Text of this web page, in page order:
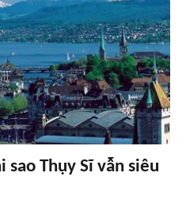
sao Thụy Sĩ vẫn siêu